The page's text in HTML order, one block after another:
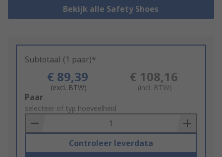
Bekijk alle Safety Shoes
Subtotaal (1 paar)*
€ 89,39
(excl. BTW)
€ 108,16
(incl. BTW)
Add
to
Basket
Paar
selecteer of typ hoeveelheid
Controleer leverdata